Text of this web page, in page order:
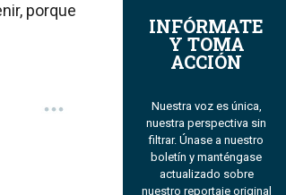
porque
INFÓRMATE
Y TOMA
ACCIÓN
Nuestra voz es única,
nuestra perspectiva sin
filtrar. Únase a nuestro
boletín y manténgase
actualizado sobre
nuestro reportaje original